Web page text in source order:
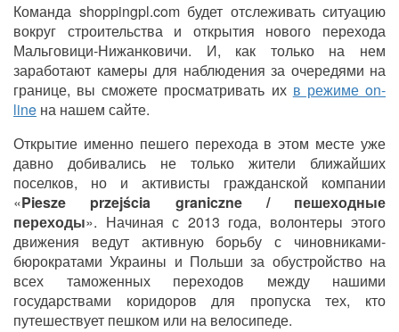
Команда shoppingpl.com будет отслеживать ситуацию
вокруг строительства и открытия нового перехода
Мальговици-Нижанковичи. И, как только на нем
заработают камеры для наблюдения за очередями на
границе, вы сможете просматривать их в режиме on-
line на нашем сайте.
Открытие именно пешего перехода в этом месте уже
давно добивались не только жители ближайших
поселков, но и активисты гражданской компании
«Piesze przejścia graniczne / пешеходные
переходы». Начиная с 2013 года, волонтеры этого
движения ведут активную борьбу с чиновниками-
бюрократами Украины и Польши за обустройство на
всех таможенных переходов между нашими
государствами коридоров для пропуска тех, кто
путешествует пешком или на велосипеде.